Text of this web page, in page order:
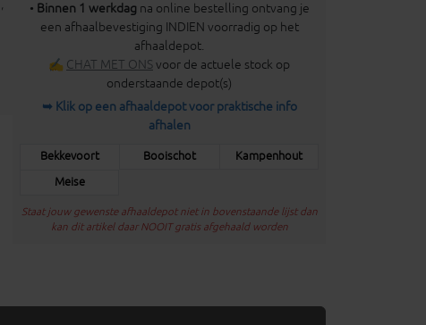
• Binnen 1 werkdag na online bestelling ontvang je
een afhaalbevestiging INDIEN voorradig op het
afhaaldepot.
✍ CHAT MET ONSvoor de actuele stock op
onderstaande depot(s)
➥ Klik op een afhaaldepot voor praktische info
afhalen
Bekkevoort Booischot
Kampenhout
Meise
Staat jouw gewenste afhaaldepot niet in bovenstaande lijst dan
kan dit artikel daar NOOIT gratis afgehaald worden